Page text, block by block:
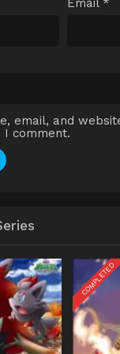
email, and
comment.
COMPLETED